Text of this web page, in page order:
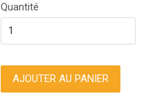
Quantité
AJOUTER AU PANIER